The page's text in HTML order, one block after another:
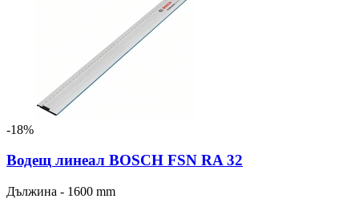
-18%
Водещ линеал BOSCH FSN RA 32
Дължина - 1600 mm